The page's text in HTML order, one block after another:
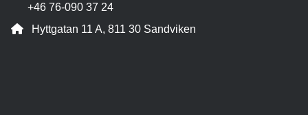
+46 76-090 37 24
Adress:
Hyttgatan 11 A, 811 30 Sandviken